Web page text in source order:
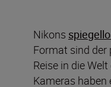
Nikons
Format sind der
Reise in die
Kameras haben